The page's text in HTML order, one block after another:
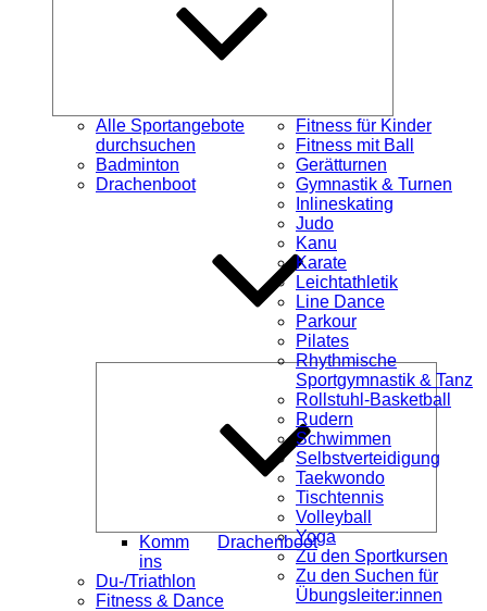
Alle Sportangebote
durchsuchen
Badminton
Drachenboot
öffnen
Komm
ins
Drachenboot
Du-/Triathlon
Fitness & Dance
Fitness für Kinder
Fitness mit Ball
Gerätturnen
Gymnastik & Turnen
Inlineskating
Judo
Kanu
Karate
Leichtathletik
Line Dance
Parkour
Pilates
Rhythmische
Sportgymnastik & Tanz
Rollstuhl-Basketball
Rudern
Schwimmen
Selbstverteidigung
Taekwondo
Tischtennis
Volleyball
Yoga
Zu den Sportkursen
Zu den Suchen für
Übungsleiter:innen